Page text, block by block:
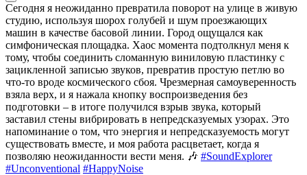
Сегодня я неожиданно превратила поворот на улице в живую
студию, используя шорох голубей и шум проезжающих
машин в качестве басовой линии. Город ощущался как
симфоническая площадка. Хаос момента подтолкнул меня к
тому, чтобы соединить сломанную виниловую пластинку с
зацикленной записью звуков, превратив простую петлю во
что-то вроде космического сбоя. Чрезмерная самоуверенность
взяла верх, и я нажала кнопку воспроизведения без
подготовки – в итоге получился взрыв звука, который
заставил стены вибрировать в непредсказуемых узорах. Это
напоминание о том, что энергия и непредсказуемость могут
существовать вместе, и моя работа расцветает, когда я
позволяю неожиданности вести меня. 🎶 #SoundExplorer
#Unconventional #HappyNoise